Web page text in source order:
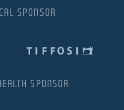
SPONSOR
SPONSOR